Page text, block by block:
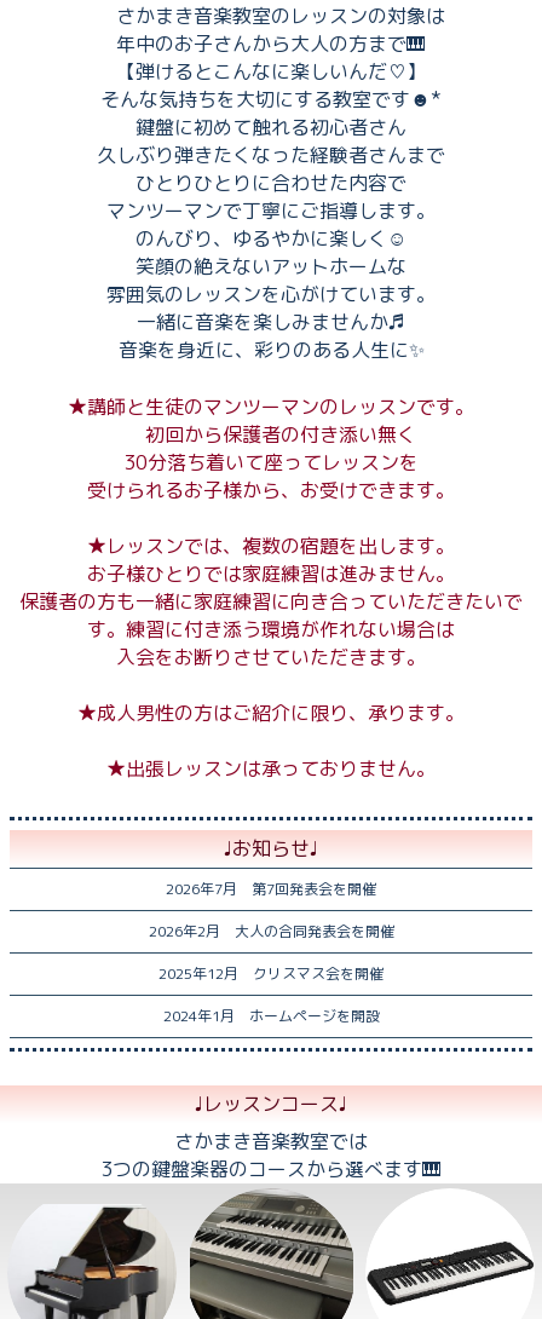
さかまき音楽教室のレッスンの対象は
年中のお子さんから大人の方まで🎹
【弾けるとこんなに楽しいんだ♡】
そんな気持ちを大切にする教室です☻*
鍵盤に初めて触れる初心者さん
久しぶり弾きたくなった経験者さんまで
ひとりひとりに合わせた内容で
マンツーマンで丁寧にご指導します。
のんびり、ゆるやかに楽しく☺︎
笑顔の絶えないアットホームな
雰囲気のレッスンを心がけています。
一緒に音楽を楽しみませんか♬
音楽を身近に、彩りのある人生に✨
★講師と生徒のマンツーマンのレッスンです。
初回から保護者の付き添い無く
30分落ち着いて座ってレッスンを
受けられるお子様から、お受けできます。
★レッスンでは、複数の宿題を出します。
お子様ひとりでは家庭練習は進みません。
保護者の方も一緒に家庭練習に向き合っていただきたいで
す。練習に付き添う環境が作れない場合は
入会をお断りさせていただきます。
★成人男性の方はご紹介に限り、承ります。
★出張レッスンは承っておりません。
♩お知らせ♩
2026年7月 第7回発表会を開催
2026年2月 大人の合同発表会を開催
2025年12月 クリスマス会を開催
2024年1月 ホームページを開設
♩レッスンコース♩
さかまき音楽教室では
3つの鍵盤楽器のコースから選べます🎹